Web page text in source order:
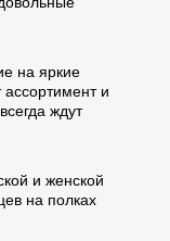
на яркие
и
ждут
и женской
на полках